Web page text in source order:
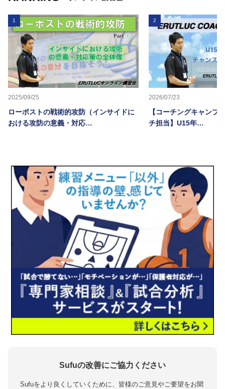
1
2025/09/25
ローポストの戦術的攻防（インサイドに
おける攻防の意義・対応…
2
2026/07/23
【コーチングキャンプ
チ担当】U15年…
Sufuの改善にご協力ください
Sufuをより良くしていくために、皆様のご意見やご要望をお聞